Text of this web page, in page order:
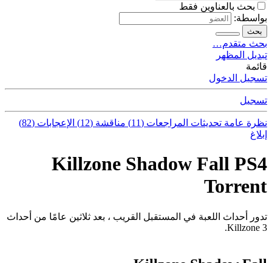
بحث بالعناوين فقط
بواسطة:
بحث
بحث متقدم…
تبديل المظهر
قائمة
تسجيل الدخول
تسجيل
نظرة عامة تحديثات المراجعات (11) مناقشة (12)
الإعجابات (82)
إبلاغ
Killzone Shadow Fall PS4
Torrent
تدور أحداث اللعبة في المستقبل القريب ، بعد ثلاثين عامًا من أحداث
Killzone 3.